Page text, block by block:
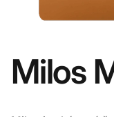
Milos